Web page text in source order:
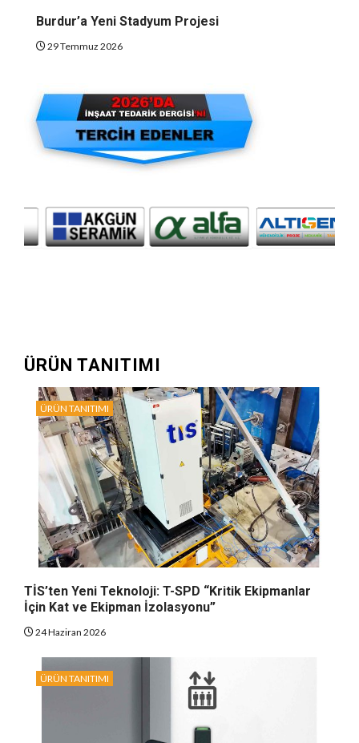
Burdur’a Yeni Stadyum Projesi
29 Temmuz 2026
ÜRÜN TANITIMI
ÜRÜN TANITIMI
TİS’ten Yeni Teknoloji: T-SPD “Kritik Ekipmanlar
İçin Kat ve Ekipman İzolasyonu”
24 Haziran 2026
ÜRÜN TANITIMI